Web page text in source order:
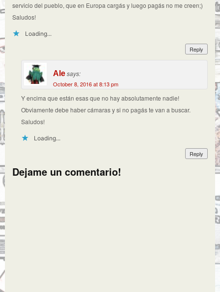
servicio del pueblo, que en Europa cargás y luego pagás no me creen;)
Saludos!
Loading...
Reply
Alesays:
October 8, 2016 at 8:13 pm
Y encima que están esas que no hay absolutamente nadie!
Obviamente debe haber cámaras y si no pagás te van a buscar.
Saludos!
Loading...
Reply
Dejame un comentario!